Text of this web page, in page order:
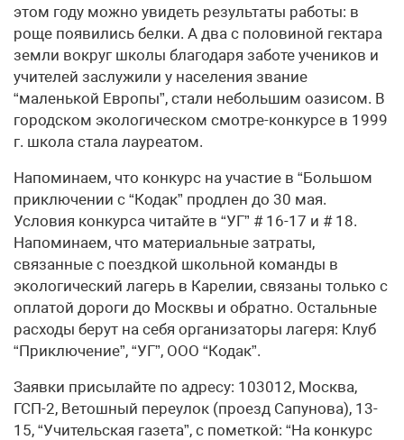
этом году можно увидеть результаты работы: в
роще появились белки. А два с половиной гектара
земли вокруг школы благодаря заботе учеников и
учителей заслужили у населения звание
“маленькой Европы”, стали небольшим оазисом. В
городском экологическом смотре-конкурсе в 1999
г. школа стала лауреатом.
Напоминаем, что конкурс на участие в “Большом
приключении с “Кодак” продлен до 30 мая.
Условия конкурса читайте в “УГ” # 16-17 и # 18.
Напоминаем, что материальные затраты,
связанные с поездкой школьной команды в
экологический лагерь в Карелии, связаны только с
оплатой дороги до Москвы и обратно. Остальные
расходы берут на себя организаторы лагеря: Клуб
“Приключение”, “УГ”, ООО “Кодак”.
Заявки присылайте по адресу: 103012, Москва,
ГСП-2, Ветошный переулок (проезд Сапунова), 13-
15, “Учительская газета”, с пометкой: “На конкурс